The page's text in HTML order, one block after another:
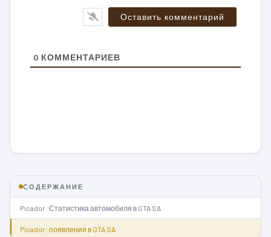
0 КОММЕНТАРИЕВ
СОДЕРЖАНИЕ
Picador: Статистика автомобиля в GTA SA
Picador: появления в GTA SA